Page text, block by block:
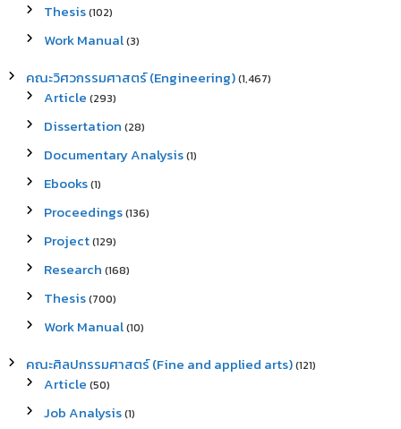
Thesis(102)
Work Manual(3)
คณะวิศวกรรมศาสตร์ (Engineering)(1,467)
Article (293)
Dissertation (28)
Documentary Analysis(1)
Ebooks(1)
Proceedings(136)
Project(129)
Research (168)
Thesis(700)
Work Manual(10)
คณะศิลปกรรมศาสตร์ (Fine and applied arts)(121)
Article (50)
Job Analysis(1)